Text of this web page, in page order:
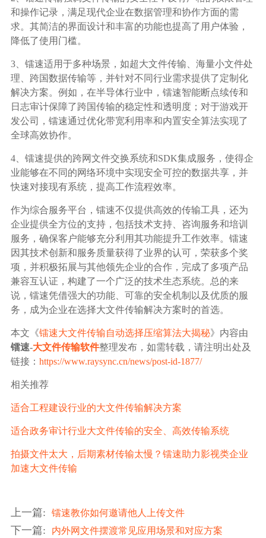
和操作记录，满足现代企业在数据管理和协作方面的需
求。其简洁的界面设计和丰富的功能也提高了用户体验，
降低了使用门槛。
3、镭速适用于多种场景，如超大文件传输、海量小文件处
理、跨国数据传输等，并针对不同行业需求提供了定制化
解决方案。例如，在半导体行业中，镭速智能断点续传和
日志审计保障了跨国传输的稳定性和透明度；对于游戏开
发公司，镭速通过优化带宽利用率和内置安全算法实现了
全球高效协作。
4、镭速提供的跨网文件交换系统和SDK集成服务，使得企
业能够在不同的网络环境中实现安全可控的数据共享，并
快速对接现有系统，提高工作流程效率。
作为综合服务平台，镭速不仅提供高效的传输工具，还为
企业提供全方位的支持，包括技术支持、咨询服务和培训
服务，确保客户能够充分利用其功能提升工作效率。镭速
因其技术创新和服务质量获得了业界的认可，荣获多个奖
项，并积极拓展与其他领先企业的合作，完成了多项产品
兼容互认证，构建了一个广泛的技术生态系统。总的来
说，镭速凭借强大的功能、可靠的安全机制以及优质的服
务，成为企业在选择大文件传输解决方案时的首选。
本文《镭速大文件传输自动选择压缩算法大揭秘》内容由
镭速-大文件传输软件整理发布，如需转载，请注明出处及
链接： https://www.raysync.cn/news/post-id-1877/
相关推荐
适合工程建设行业的大文件传输解决方案
适合政务审计行业大文件传输的安全、高效传输系统
拍摄文件太大，后期素材传输太慢？镭速助力影视类企业
加速大文件传输
上一篇: 镭速教你如何邀请他人上传文件
下一篇: 内外网文件摆渡常见应用场景和对应方案